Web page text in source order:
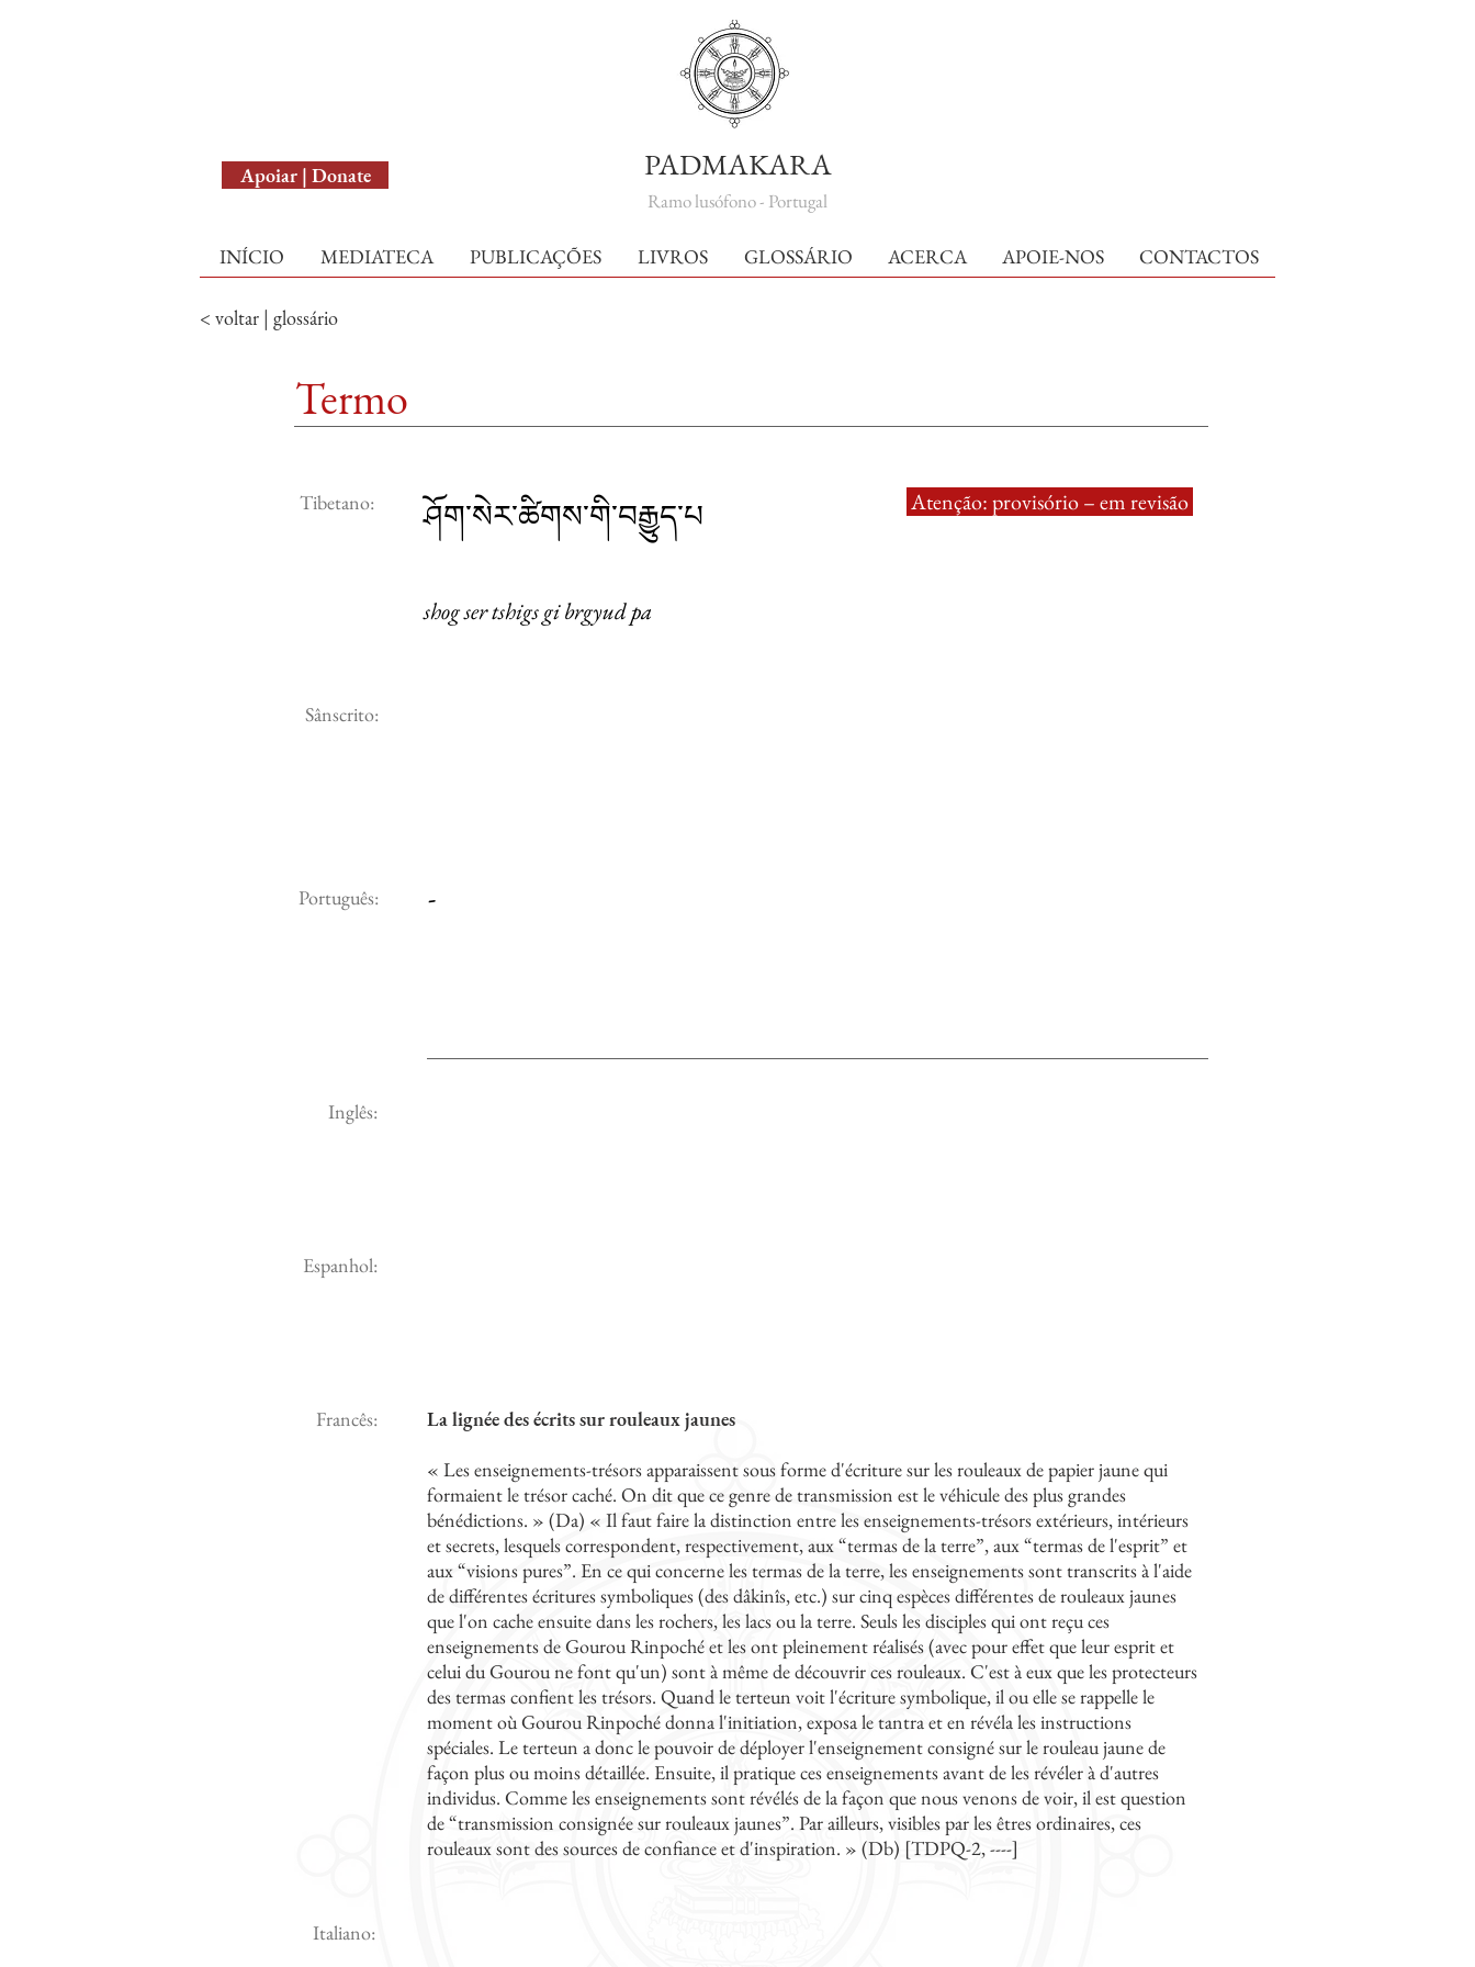
Apoiar | Donate PADMAKARA
Ramo lusófono - Portugal
INÍCIO MEDIATECA PUBLICAÇÕES LIVROS GLOSSÁRIO ACERCA APOIE-NOS CONTACTOS
< voltar | glossário
Termo
Tibetano: ཤོག་སེར་ཚིགས་གི་བརྒྱུད་པ
shog ser tshigs gi brgyud pa
Atenção: provisório – em revisão
Sânscrito:
Português: -
Inglês:
Espanhol:
Francês:
La lignée des écrits sur rouleaux jaunes
« Les enseignements-trésors apparaissent sous forme d'écriture sur les rouleaux de papier jaune qui
formaient le trésor caché. On dit que ce genre de transmission est le véhicule des plus grandes
bénédictions. » (Da) « Il faut faire la distinction entre les enseignements-trésors extérieurs, intérieurs
et secrets, lesquels correspondent, respectivement, aux “termas de la terre”, aux “termas de l'esprit” et
aux “visions pures”. En ce qui concerne les termas de la terre, les enseignements sont transcrits à l'aide
de différentes écritures symboliques (des dâkinîs, etc.) sur cinq espèces différentes de rouleaux jaunes
que l'on cache ensuite dans les rochers, les lacs ou la terre. Seuls les disciples qui ont reçu ces
enseignements de Gourou Rinpoché et les ont pleinement réalisés (avec pour effet que leur esprit et
celui du Gourou ne font qu'un) sont à même de découvrir ces rouleaux. C'est à eux que les protecteurs
des termas confient les trésors. Quand le terteun voit l'écriture symbolique, il ou elle se rappelle le
moment où Gourou Rinpoché donna l'initiation, exposa le tantra et en révéla les instructions
spéciales. Le terteun a donc le pouvoir de déployer l'enseignement consigné sur le rouleau jaune de
façon plus ou moins détaillée. Ensuite, il pratique ces enseignements avant de les révéler à d'autres
individus. Comme les enseignements sont révélés de la façon que nous venons de voir, il est question
de “transmission consignée sur rouleaux jaunes”. Par ailleurs, visibles par les êtres ordinaires, ces
rouleaux sont des sources de confiance et d'inspiration. » (Db) [TDPQ-2, ----]
Italiano: